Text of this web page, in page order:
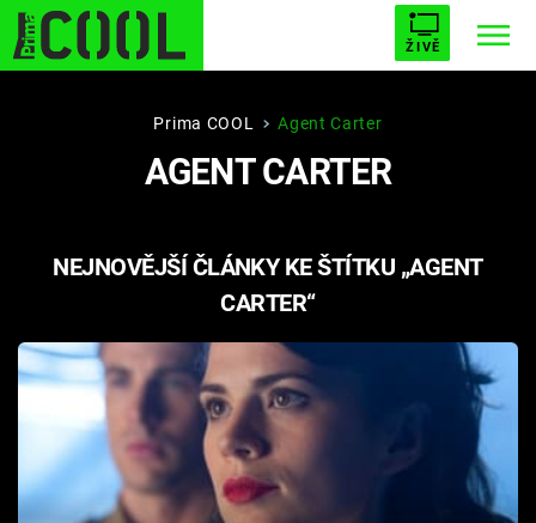
ŽIVĚ
STARHOUSE BUFFY, PŘEMOŽITELKA UPÍRŮ
PLNEJ KOTEL AVENGERS 5
Filmy
Seriály
Hry
Prima COOL Agent Carter
AGENT CARTER
NEJNOVĚJŠÍ ČLÁNKY KE ŠTÍTKU „AGENT
CARTER“